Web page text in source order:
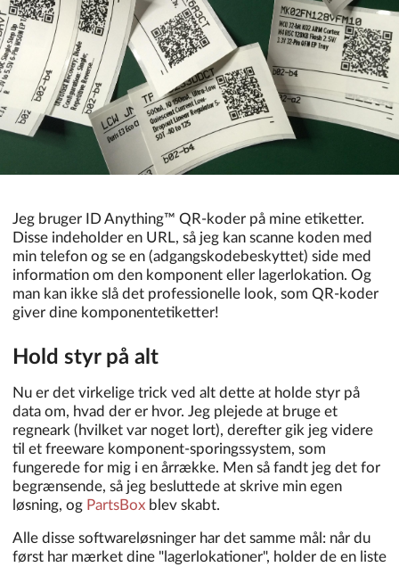
Jeg bruger ID Anything™ QR-koder på mine etiketter.
Disse indeholder en URL, så jeg kan scanne koden med
min telefon og se en (adgangskodebeskyttet) side med
information om den komponent eller lagerlokation. Og
man kan ikke slå det professionelle look, som QR-koder
giver dine komponentetiketter!
Hold styr på alt
Nu er det virkelige trick ved alt dette at holde styr på
data om, hvad der er hvor. Jeg plejede at bruge et
regneark (hvilket var noget lort), derefter gik jeg videre
til et freeware komponent-sporingssystem, som
fungerede for mig i en årrække. Men så fandt jeg det for
begrænsende, så jeg besluttede at skrive min egen
løsning, og PartsBox blev skabt.
Alle disse softwareløsninger har det samme mål: når du
først har mærket dine "lagerlokationer", holder de en liste